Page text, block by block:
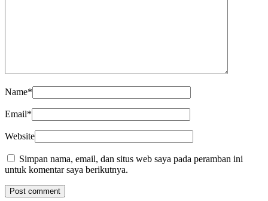
Name*
Email*
Website
Simpan nama, email, dan situs web saya pada peramban ini
untuk komentar saya berikutnya.